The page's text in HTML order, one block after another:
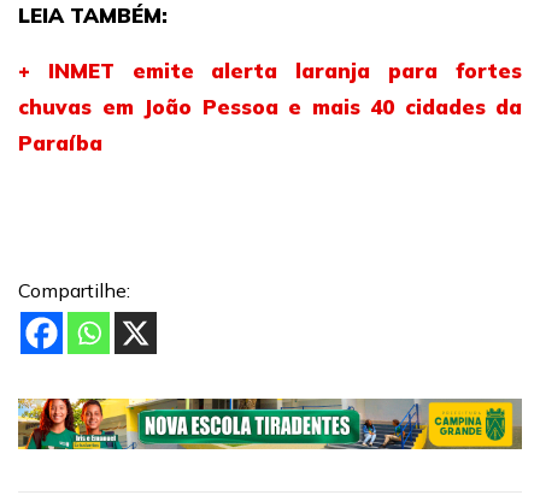
LEIA TAMBÉM:
+ INMET emite alerta laranja para fortes
chuvas em João Pessoa e mais 40 cidades da
Paraíba
Compartilhe: